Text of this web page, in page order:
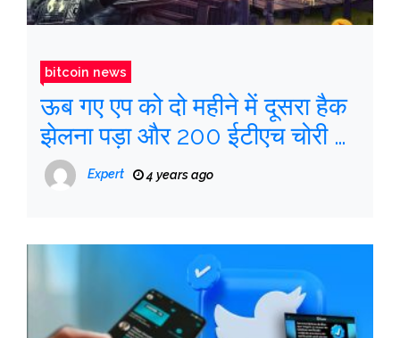
bitcoin news
ऊब गए एप को दो महीने में दूसरा हैक
झेलना पड़ा और 200 ईटीएच चोरी हो
गया
Expert 4 years ago